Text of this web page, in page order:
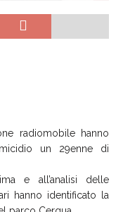
radiomobile hanno
un 29enne di
e all’analisi delle
hanno identificato la